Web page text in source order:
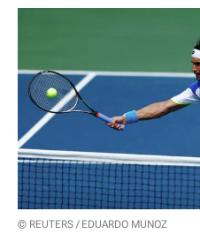
© REUTERS / EDUARDO MUNOZ